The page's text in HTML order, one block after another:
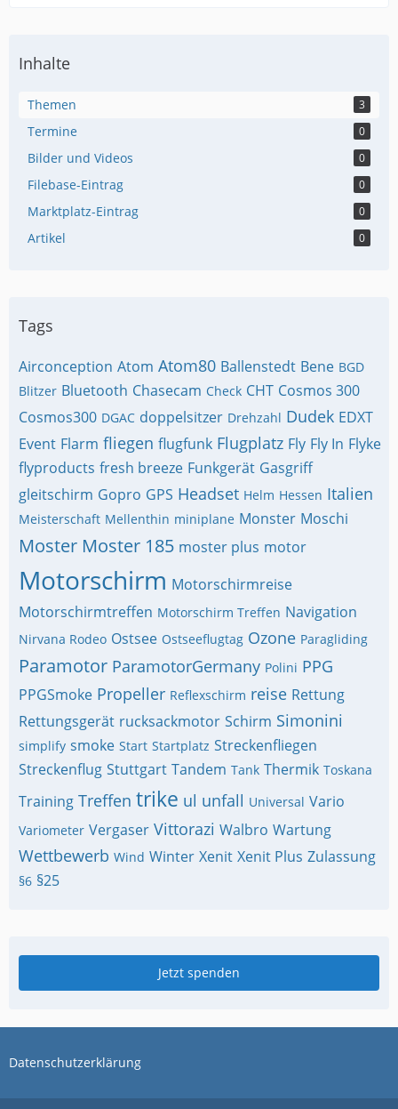
Inhalte
Themen 3
Termine 0
Bilder und Videos 0
Filebase-Eintrag 0
Marktplatz-Eintrag 0
Artikel 0
Tags
Airconception Atom Atom80 Ballenstedt Bene BGD
Blitzer Bluetooth Chasecam Check CHT Cosmos 300
Cosmos300 DGAC doppelsitzer Drehzahl Dudek EDXT
Event Flarm fliegen flugfunk Flugplatz Fly Fly In Flyke
flyproducts fresh breeze Funkgerät Gasgriff
gleitschirm Gopro GPS Headset Helm Hessen Italien
Meisterschaft Mellenthin miniplane Monster Moschi
Moster Moster 185 moster plus motor
Motorschirm Motorschirmreise
Motorschirmtreffen Motorschirm Treffen Navigation
Nirvana Rodeo Ostsee Ostseeflugtag Ozone Paragliding
Paramotor ParamotorGermany Polini PPG
PPGSmoke Propeller Reflexschirm reise Rettung
Rettungsgerät rucksackmotor Schirm Simonini
simplify smoke Start Startplatz Streckenfliegen
Streckenflug Stuttgart Tandem Tank Thermik Toskana
Training Treffen trike ul unfall Universal Vario
Variometer Vergaser Vittorazi Walbro Wartung
Wettbewerb Wind Winter Xenit Xenit Plus Zulassung
§6 §25
Jetzt spenden
Datenschutzerklärung